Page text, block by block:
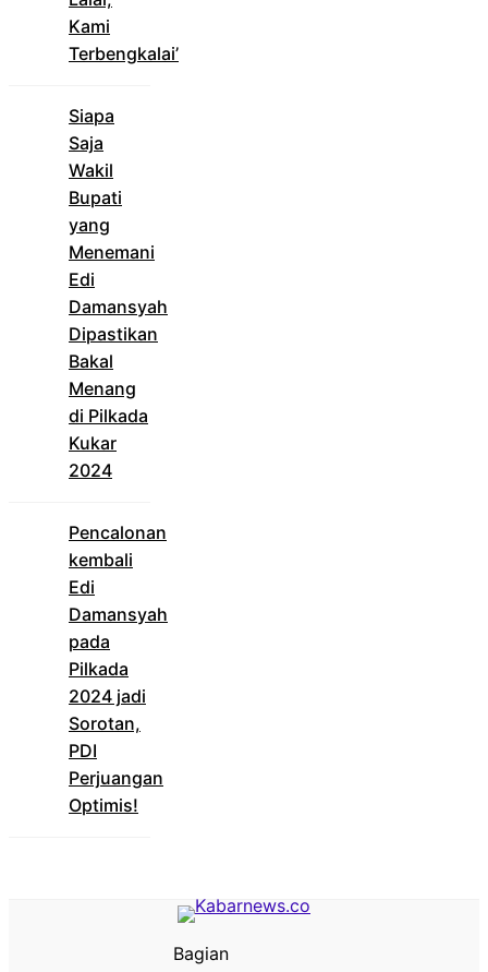
Kami
Terbengkalai’
Siapa
Saja
Wakil
Bupati
yang
Menemani
Edi
Damansyah
Dipastikan
Bakal
Menang
di Pilkada
Kukar
2024
Pencalonan
kembali
Edi
Damansyah
pada
Pilkada
2024 jadi
Sorotan,
PDI
Perjuangan
Optimis!
Bagian